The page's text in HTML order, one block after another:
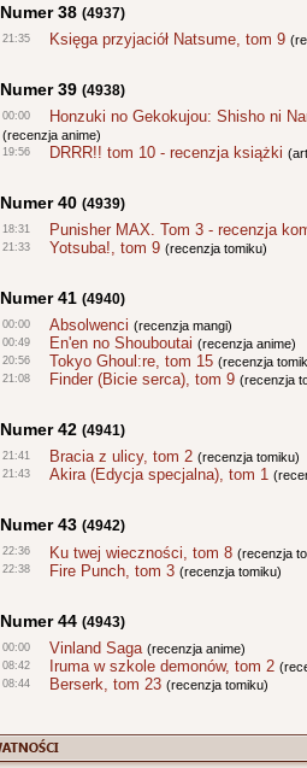
Numer 38 (4937)
21:35 Księga przyjaciół Natsume, tom 9
Numer 39 (4938)
00:00 Honzuki no Gekokujou: Shisho ni
(recenzja anime)
19:56 DRRR!! tom 10 - recenzja książki
Numer 40 (4939)
18:31 Punisher MAX. Tom 3 - recenzja
21:33 Yotsuba!, tom 9 (recenzja tomiku)
Numer 41 (4940)
00:00 Absolwenci (recenzja mangi)
00:49 En'en no Shouboutai (recenzja anime)
20:56 Tokyo Ghoul:re, tom 15 (recenzja
21:08 Finder (Bicie serca), tom 9 (recenzja
Numer 42 (4941)
21:41 Bracia z ulicy, tom 2 (recenzja tomiku)
21:43 Akira (Edycja specjalna), tom 1
Numer 43 (4942)
22:36 Ku twej wieczności, tom 8 (recenzja
22:38 Fire Punch, tom 3 (recenzja tomiku)
Numer 44 (4943)
00:00 Vinland Saga (recenzja anime)
08:42 Iruma w szkole demonów, tom 2
08:44 Berserk, tom 23 (recenzja tomiku)